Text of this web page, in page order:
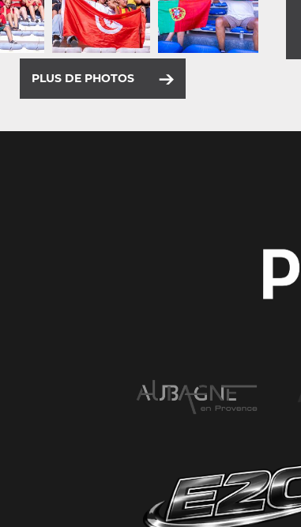
PLUS DE PHOTOS